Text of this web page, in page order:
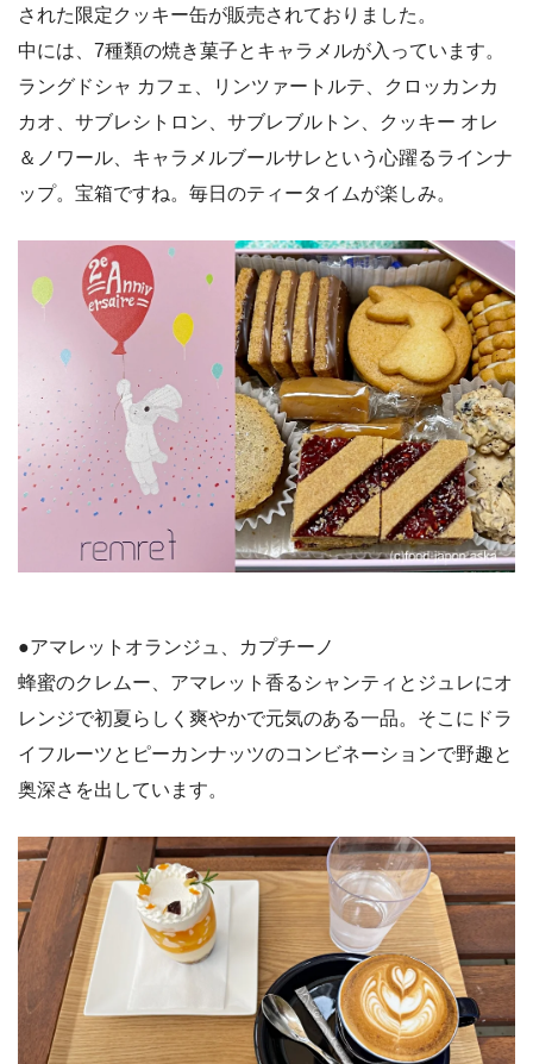
された限定クッキー缶が販売されておりました。
中には、7種類の焼き菓子とキャラメルが入っています。
ラングドシャ カフェ、リンツァートルテ、クロッカンカ
カオ、サブレシトロン、サブレブルトン、クッキー オレ
＆ノワール、キャラメルブールサレという心躍るラインナ
ップ。宝箱ですね。毎日のティータイムが楽しみ。
●アマレットオランジュ、カプチーノ
蜂蜜のクレムー、アマレット香るシャンティとジュレにオ
レンジで初夏らしく爽やかで元気のある一品。そこにドラ
イフルーツとピーカンナッツのコンビネーションで野趣と
奥深さを出しています。